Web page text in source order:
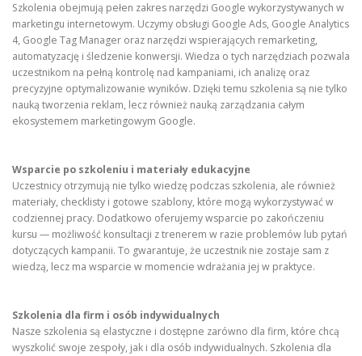
Szkolenia obejmują pełen zakres narzędzi Google wykorzystywanych w
marketingu internetowym. Uczymy obsługi Google Ads, Google Analytics
4, Google Tag Manager oraz narzędzi wspierających remarketing,
automatyzację i śledzenie konwersji. Wiedza o tych narzędziach pozwala
uczestnikom na pełną kontrolę nad kampaniami, ich analizę oraz
precyzyjne optymalizowanie wyników. Dzięki temu szkolenia są nie tylko
nauką tworzenia reklam, lecz również nauką zarządzania całym
ekosystemem marketingowym Google.
Wsparcie po szkoleniu i materiały edukacyjne
Uczestnicy otrzymują nie tylko wiedzę podczas szkolenia, ale również
materiały, checklisty i gotowe szablony, które mogą wykorzystywać w
codziennej pracy. Dodatkowo oferujemy wsparcie po zakończeniu
kursu — możliwość konsultacji z trenerem w razie problemów lub pytań
dotyczących kampanii. To gwarantuje, że uczestnik nie zostaje sam z
wiedzą, lecz ma wsparcie w momencie wdrażania jej w praktyce.
Szkolenia dla firm i osób indywidualnych
Nasze szkolenia są elastyczne i dostępne zarówno dla firm, które chcą
wyszkolić swoje zespoły, jak i dla osób indywidualnych. Szkolenia dla